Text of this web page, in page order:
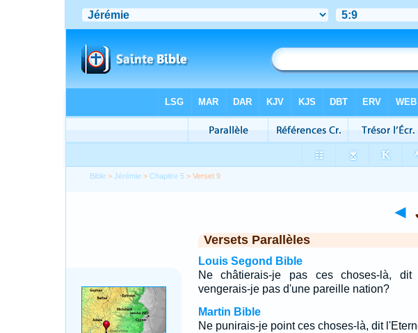
Bible >Jérémie >Chapitre 5 > Verset 9
◄
Versets Parallèles
Louis Segond Bible
Ne châtierais-je pas ces choses-là,
vengerais-je pas d'une pareille nation?
Martin Bible
Ne punirais-je point ces choses-là, dit